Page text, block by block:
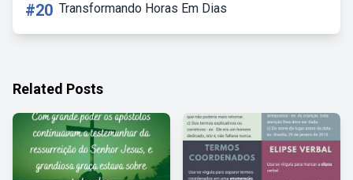
#20 Transformando Horas Em Dias
Related Posts